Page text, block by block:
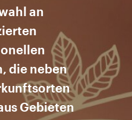
an
die neben
Gebieten